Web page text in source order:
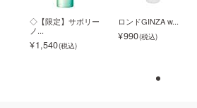
◇【限定】サボリー
ノ...
1,540
ロンドGINZA w...
990